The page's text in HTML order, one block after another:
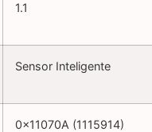
1.1
Sensor Inteligente
0x11070A (1115914)